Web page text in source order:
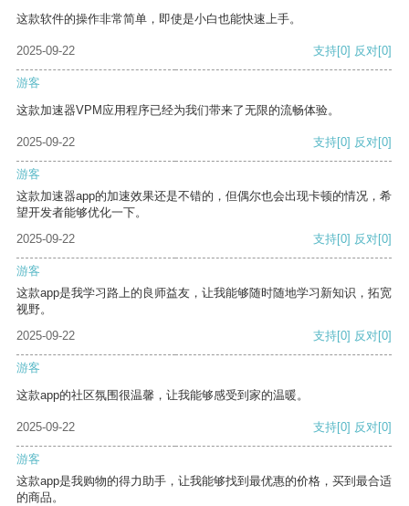
这款软件的操作非常简单，即使是小白也能快速上手。
2025-09-22 支持[0] 反对[0]
游客
这款加速器VPM应用程序已经为我们带来了无限的流畅体验。
2025-09-22 支持[0] 反对[0]
游客
这款加速器app的加速效果还是不错的，但偶尔也会出现卡顿的情况，希
望开发者能够优化一下。
2025-09-22
支持[0] 反对[0]
游客
这款app是我学习路上的良师益友，让我能够随时随地学习新知识，拓宽
视野。
2025-09-22
支持[0] 反对[0]
游客
这款app的社区氛围很温馨，让我能够感受到家的温暖。
2025-09-22 支持[0] 反对[0]
游客
这款app是我购物的得力助手，让我能够找到最优惠的价格，买到最合适
的商品。